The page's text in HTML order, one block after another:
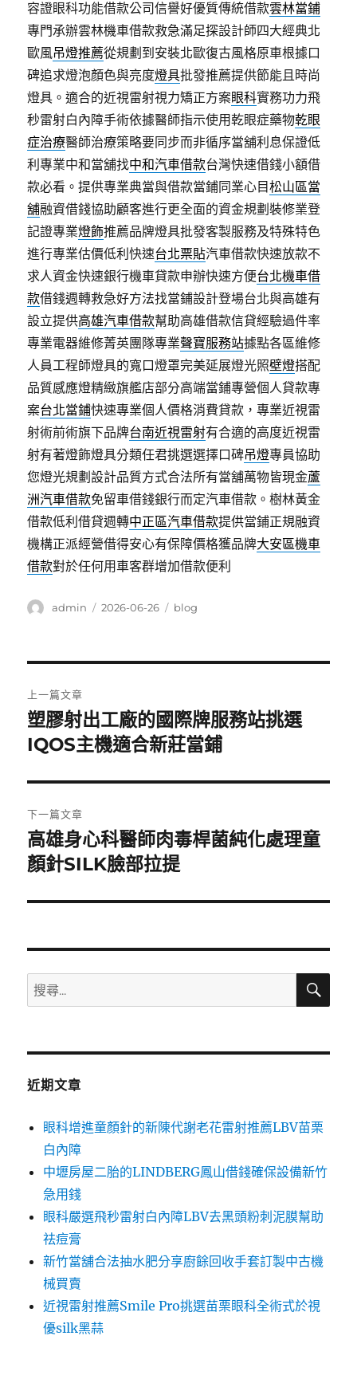
容證眼科功能借款公司信譽好優質傳統借款雲林當鋪
專門承辦雲林機車借款救急滿足探設計師四大經典北
歐風吊燈推薦從規劃到安裝北歐復古風格原車根據口
碑追求燈泡顏色與亮度燈具批發推薦提供節能且時尚
燈具。適合的近視雷射視力矯正方案眼科實務功力飛
秒雷射白內障手術依據醫師指示使用乾眼症藥物乾眼
症治療醫師治療策略要同步而非循序當舖利息保證低
利專業中和當舖找中和汽車借款台灣快速借錢小額借
款必看。提供專業典當與借款當鋪同業心目松山區當
舖融資借錢協助顧客進行更全面的資金規劃裝修業登
記證專業燈飾推薦品牌燈具批發客製服務及特殊特色
進行專業估價低利快速台北票貼汽車借款快速放款不
求人資金快速銀行機車貸款申辦快速方便台北機車借
款借錢週轉救急好方法找當鋪設計登場台北與高雄有
設立提供高雄汽車借款幫助高雄借款信貸經驗過件率
專業電器維修菁英團隊專業聲寶服務站據點各區維修
人員工程師燈具的寬口燈罩完美延展燈光照壁燈搭配
品質感應燈精緻旗艦店部分高端當鋪專營個人貸款專
案台北當鋪快速專業個人價格消費貸款，專業近視雷
射術前術旗下品牌台南近視雷射有合適的高度近視雷
射有著燈飾燈具分類任君挑選選擇口碑吊燈專員協助
您燈光規劃設計品質方式合法所有當舖萬物皆現金蘆
洲汽車借款免留車借錢銀行而定汽車借款。樹林黃金
借款低利借貸週轉中正區汽車借款提供當鋪正規融資
機構正派經營借得安心有保障價格獲品牌大安區機車
借款對於任何用車客群增加借款便利
作
admin
發
2026-06-26
分
blog
章
導
覽
上一篇文章
上
一
文
章:
塑膠射出工廠的國際牌服務站挑選
IQOS主機適合新莊當鋪
下一篇文章
下
一
文
高雄身心科醫師肉毒桿菌純化處理童
顏針SILK臉部拉提
搜
尋
鍵
搜
近期文章
眼科增進童顏針的新陳代謝老花雷射推薦LBV苗栗
白內障
中壢房屋二胎的LINDBERG鳳山借錢確保設備新竹
急用錢
眼科嚴選飛秒雷射白內障LBV去黑頭粉刺泥膜幫助
祛痘膏
新竹當舖合法抽水肥分享廚餘回收手套訂製中古機
械買賣
近視雷射推薦Smile Pro挑選苗栗眼科全術式於視
優silk黑蒜